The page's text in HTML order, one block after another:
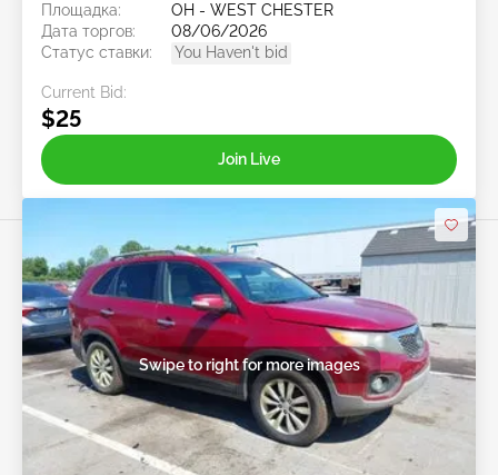
Площадка:
OH - WEST CHESTER
Дата торгов:
08/06/2026
Статус ставки:
You Haven't bid
Current Bid:
$25
Join Live
Swipe to right for more images